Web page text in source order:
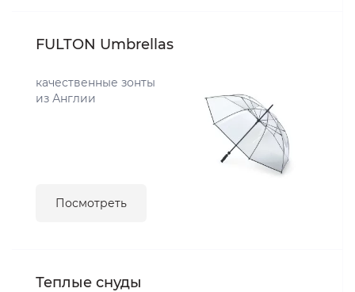
FULTON Umbrellas
качественные зонты
из Англии
Посмотреть
Теплые снуды